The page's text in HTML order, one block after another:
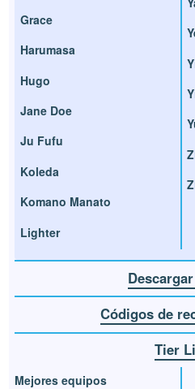
Grace
Harumasa
Hugo
Jane Doe
Ju Fufu
Koleda
Komano Manato
Lighter
Códigos de
Tier
Mejores equipos